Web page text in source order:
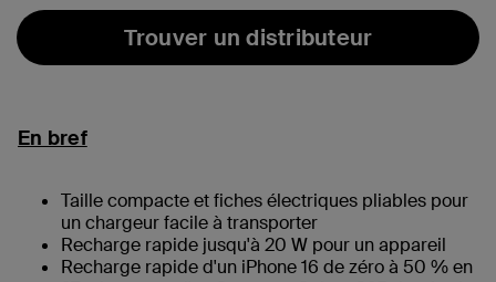
Trouver un distributeur
En bref
Taille compacte et fiches électriques pliables pour
un chargeur facile à transporter
Recharge rapide jusqu'à 20 W pour un appareil
Recharge rapide d'un iPhone 16 de zéro à 50 % en